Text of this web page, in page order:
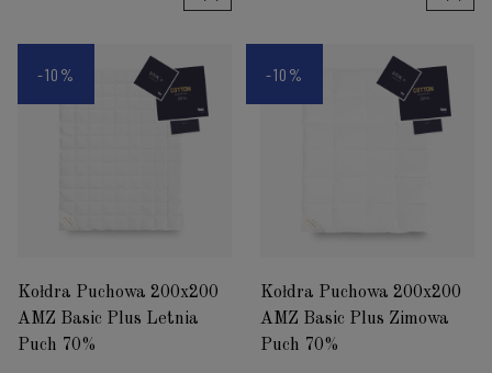
Kołdra Puchowa 200x200
AMZ Basic Plus Letnia
Puch 70%
-10%
Kołdra Puchowa 200x200
AMZ Basic Plus Zimowa
Puch 70%
-10%